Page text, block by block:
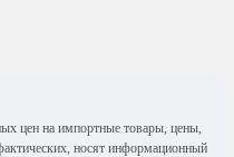
цен на импортные товары, цены,
носят информационный